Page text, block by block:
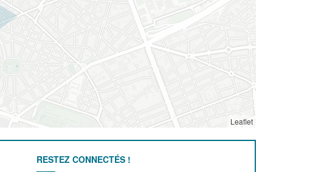
Leaflet
RESTEZ CONNECTÉS !